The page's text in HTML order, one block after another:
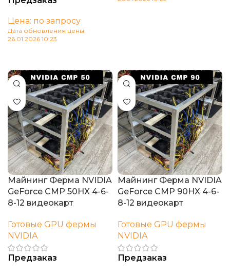
Цена: по запросу
Дата обновления цены:
26.01.2026 10:23
Майнинг Ферма NVIDIA
GeForce CMP 50HX 4-6-
8-12 видеокарт
Готовые GPU фермы
NVIDIA
Предзаказ
Майнинг Ферма NVIDIA
GeForce CMP 90HX 4-6-
8-12 видеокарт
Готовые GPU фермы
NVIDIA
Предзаказ